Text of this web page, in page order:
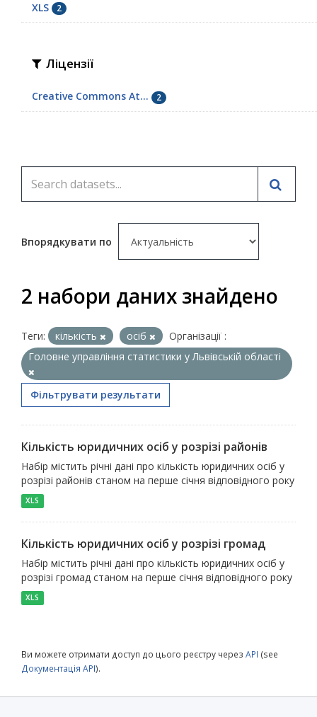
XLS 2
Ліцензії
Creative Commons At... 2
Впорядкувати по
2 набори даних знайдено
Теги: кількість осіб
Організації :
Головне управління статистики у Львівській області
Фільтрувати результати
Кількість юридичних осіб у розрізі районів
Набір містить річні дані про кількість юридичних осіб у
розрізі районів станом на перше січня відповідного року
XLS
Кількість юридичних осіб у розрізі громад
Набір містить річні дані про кількість юридичних осіб у
розрізі громад станом на перше січня відповідного року
XLS
Ви можете отримати доступ до цього реєстру через API (see
Документація API).